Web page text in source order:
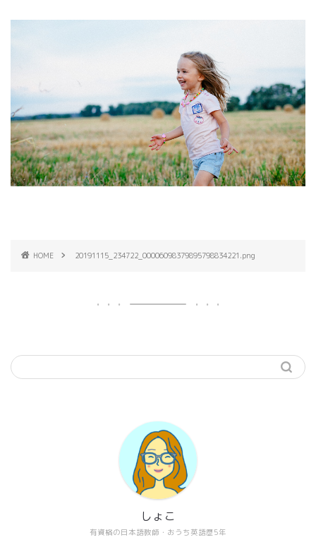
HOME 20191115_234722_00006098379895798834221.png
有資格の日本語教師・おうち英語歴5年
しょこ